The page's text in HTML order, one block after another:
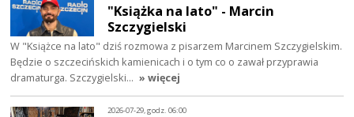
"Książka na lato" - Marcin
Szczygielski
W "Książce na lato" dziś rozmowa z pisarzem Marcinem Szczygielskim.
Będzie o szczecińskich kamienicach i o tym co o zawał przyprawia
dramaturga. Szczygielski… » więcej
2026-07-29, godz. 06:00